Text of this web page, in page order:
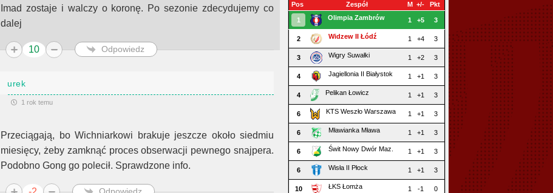
Imad zostaje i walczy o koronę. Po sezonie zdecydujemy co
dalej
10 Odpowiedz
urek
1 rok temu
Przeciągają, bo Wichniarkowi brakuje jeszcze około siedmiu
miesięcy, żeby zamknąć proces obserwacji pewnego snajpera.
Podobno Gong go polecił. Sprawdzone info.
Pos Zespół M +/- Pkt
1 Olimpia Zambrów 1 +5 3
2 Widzew II Łódź 1 +4 3
3 Wigry Suwałki 1 +2 3
4 Jagiellonia II Białystok 1 +1 3
4 Pelikan Łowicz 1 +1 3
6 KTS Weszło Warszawa 1 +1 3
6 Mławianka Mława 1 +1 3
6 Świt Nowy Dwór Maz. 1 +1 3
6 Wisła II Płock 1 +1 3
10 ŁKS Łomża 1 -1 0